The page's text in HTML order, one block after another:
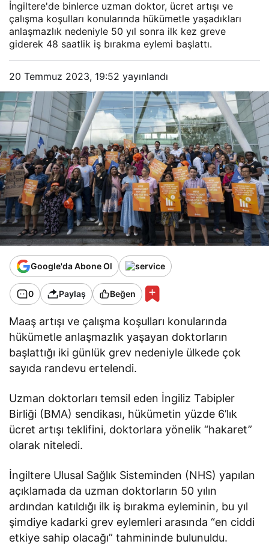
İngiltere'de binlerce uzman doktor, ücret artışı ve
çalışma koşulları konularında hükümetle yaşadıkları
anlaşmazlık nedeniyle 50 yıl sonra ilk kez greve
giderek 48 saatlik iş bırakma eylemi başlattı.
20 Temmuz 2023, 19:52 yayınlandı
Google'da Abone Ol
0 Paylaş Beğen
Maaş artışı ve çalışma koşulları konularında
hükümetle anlaşmazlık yaşayan doktorların
başlattığı iki günlük grev nedeniyle ülkede çok
sayıda randevu ertelendi.
Uzman doktorları temsil eden İngiliz Tabipler
Birliği (BMA) sendikası, hükümetin yüzde 6’lık
ücret artışı teklifini, doktorlara yönelik “hakaret”
olarak niteledi.
İngiltere Ulusal Sağlık Sisteminden (NHS) yapılan
açıklamada da uzman doktorların 50 yılın
ardından katıldığı ilk iş bırakma eyleminin, bu yıl
şimdiye kadarki grev eylemleri arasında “en ciddi
etkiye sahip olacağı” tahmininde bulunuldu.